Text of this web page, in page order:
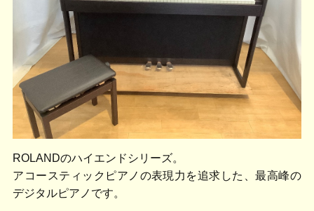
ROLANDのハイエンドシリーズ。
アコースティックピアノの表現力を追求した、最高峰の
デジタルピアノです。